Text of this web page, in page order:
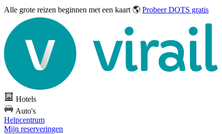
Alle grote reizen beginnen met een kaart 🌎 Probeer DOTS gratis
Hotels
Auto's
Helpcentrum
Mijn reserveringen